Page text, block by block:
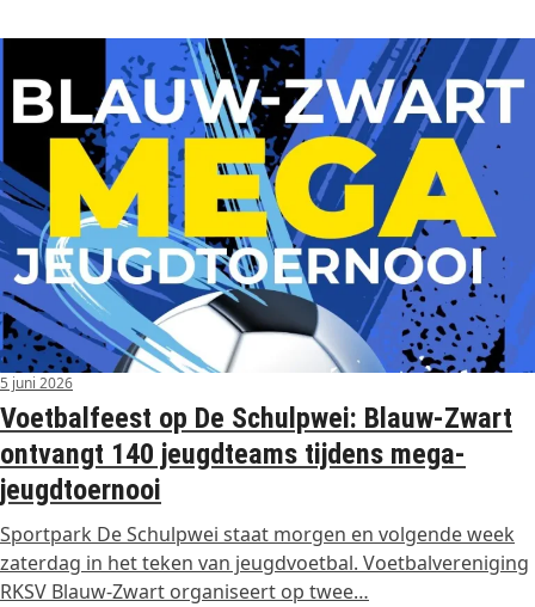
5 juni 2026
Voetbalfeest op De Schulpwei: Blauw-Zwart
ontvangt 140 jeugdteams tijdens mega-
jeugdtoernooi
Sportpark De Schulpwei staat morgen en volgende week
zaterdag in het teken van jeugdvoetbal. Voetbalvereniging
RKSV Blauw-Zwart organiseert op twee…